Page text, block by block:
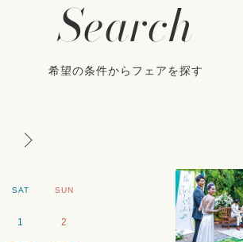
Search
希望の条件からフェアを探す
SAT SUN
1 2
MON